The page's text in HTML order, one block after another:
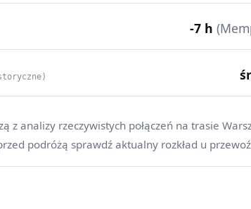
-7 h
z analizy rzeczywistych połączeń na trasie
podróżą sprawdź aktualny rozkład u